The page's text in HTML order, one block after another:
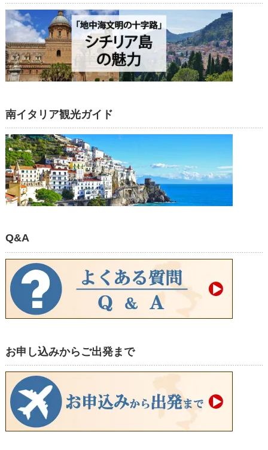
南イタリア観光ガイド
Q&A
お申し込みからご出発まで